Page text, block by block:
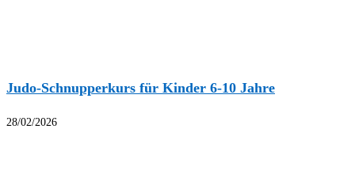
Judo-Schnupperkurs für Kinder 6-10 Jahre
28/02/2026